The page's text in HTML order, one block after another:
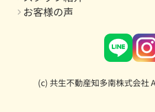
お客様の声
(c) 共生不動産知多南株式会社